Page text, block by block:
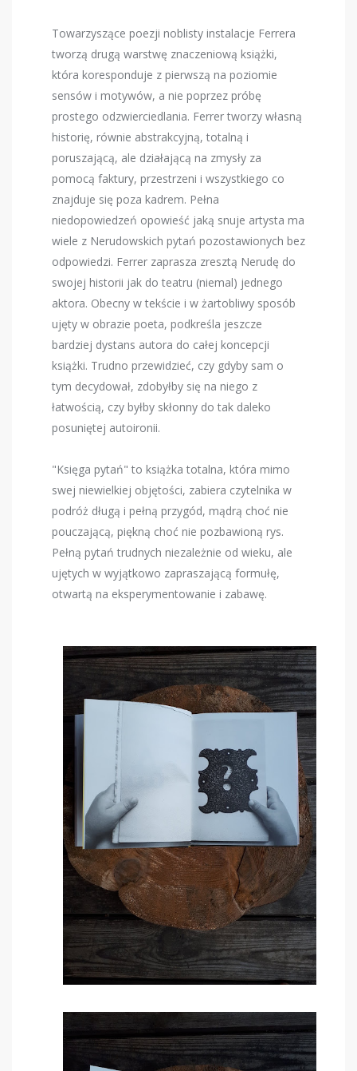
Towarzyszące poezji noblisty instalacje Ferrera
tworzą drugą warstwę znaczeniową książki,
która koresponduje z pierwszą na poziomie
sensów i motywów, a nie poprzez próbę
prostego odzwierciedlania. Ferrer tworzy własną
historię, równie abstrakcyjną, totalną i
poruszającą, ale działającą na zmysły za
pomocą faktury, przestrzeni i wszystkiego co
znajduje się poza kadrem. Pełna
niedopowiedzeń opowieść jaką snuje artysta ma
wiele z Nerudowskich pytań pozostawionych bez
odpowiedzi. Ferrer zaprasza zresztą Nerudę do
swojej historii jak do teatru (niemal) jednego
aktora. Obecny w tekście i w żartobliwy sposób
ujęty w obrazie poeta, podkreśla jeszcze
bardziej dystans autora do całej koncepcji
książki. Trudno przewidzieć, czy gdyby sam o
tym decydował, zdobyłby się na niego z
łatwością, czy byłby skłonny do tak daleko
posuniętej autoironii.
"Księga pytań" to książka totalna, która mimo
swej niewielkiej objętości, zabiera czytelnika w
podróż długą i pełną przygód, mądrą choć nie
pouczającą, piękną choć nie pozbawioną rys.
Pełną pytań trudnych niezależnie od wieku, ale
ujętych w wyjątkowo zapraszającą formułę,
otwartą na eksperymentowanie i zabawę.